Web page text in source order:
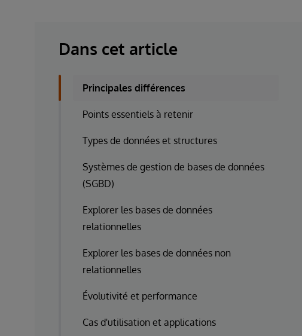
Dans cet article
Principales différences
Points essentiels à retenir
Types de données et structures
Systèmes de gestion de bases de données
(SGBD)
Explorer les bases de données
relationnelles
Explorer les bases de données non
relationnelles
Évolutivité et performance
Cas d'utilisation et applications